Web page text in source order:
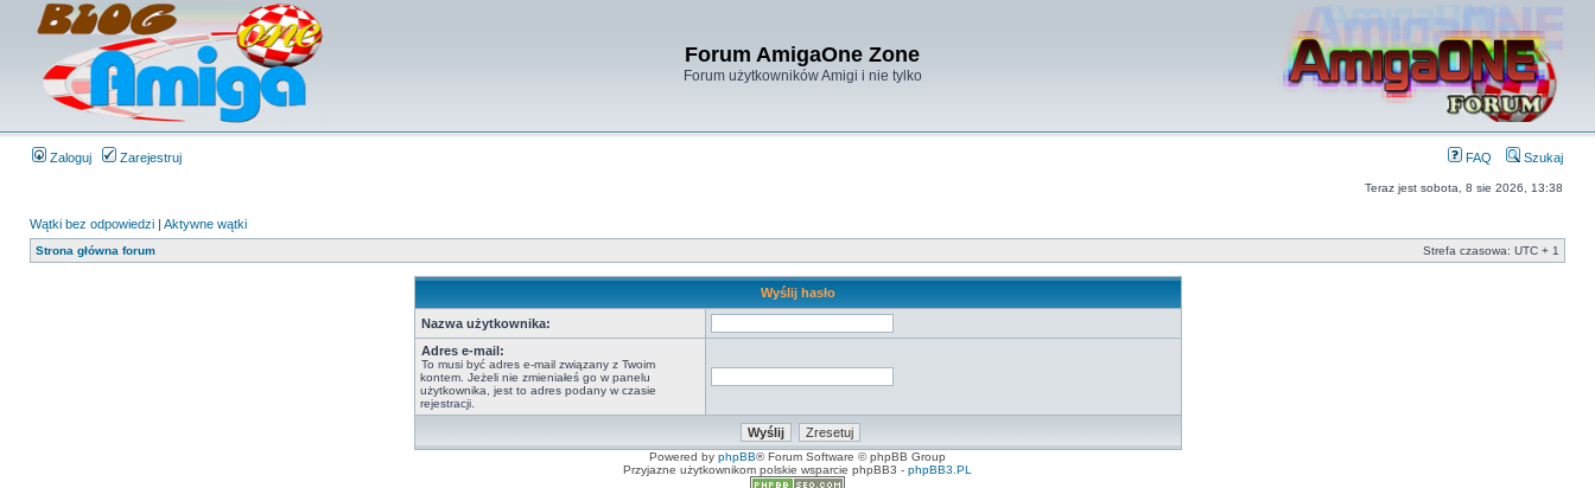
Forum AmigaOne Zone
Forum użytkowników Amigi i nie tylko
Zaloguj Zarejestruj FAQ Szukaj
Teraz jest sobota, 8 sie 2026, 13:38
Wątki bez odpowiedzi | Aktywne wątki
Strona główna forum Strefa czasowa: UTC + 1
Wyślij hasło
Nazwa użytkownika:
Adres e-mail:
To musi być adres e-mail związany z Twoim
kontem. Jeżeli nie zmieniałeś go w panelu
użytkownika, jest to adres podany w czasie
rejestracji.
Powered by phpBB® Forum Software © phpBB Group
Przyjazne użytkownikom polskie wsparcie phpBB3 - phpBB3.PL